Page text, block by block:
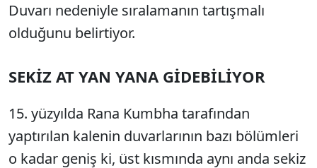
Duvarı nedeniyle sıralamanın tartışmalı
olduğunu belirtiyor.
SEKİZ AT YAN YANA GİDEBİLİYOR
15. yüzyılda Rana Kumbha tarafından
yaptırılan kalenin duvarlarının bazı bölümleri
o kadar geniş ki, üst kısmında aynı anda sekiz